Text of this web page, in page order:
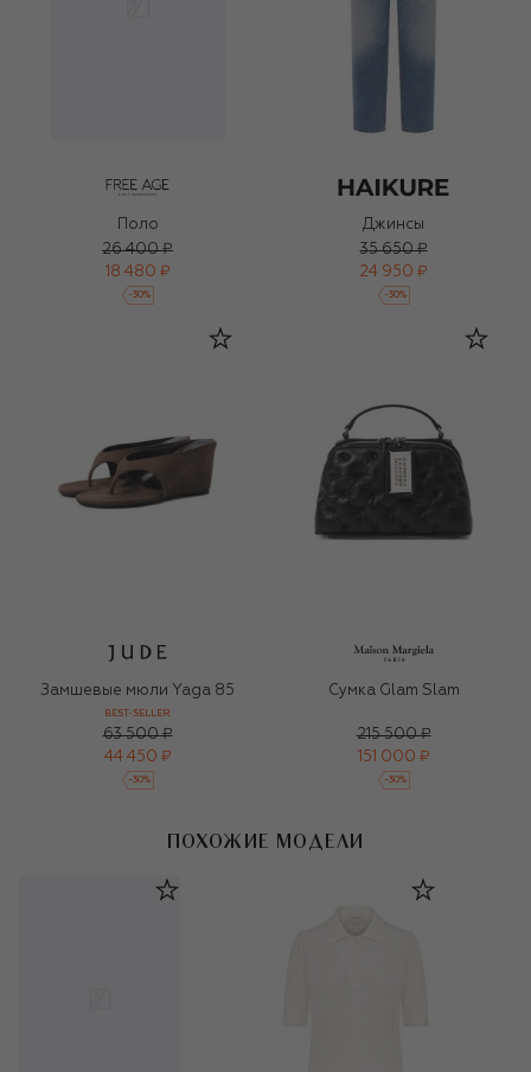
Поло
26 400 ₽
18 480 ₽
-30%
Джинсы
35 650 ₽
24 950 ₽
-30%
Замшевые мюли Yaga 85
BEST-SELLER
63 500 ₽
44 450 ₽
-30%
Сумка Glam Slam
215 500 ₽
151 000 ₽
-30%
ПОХОЖИЕ МОДЕЛИ